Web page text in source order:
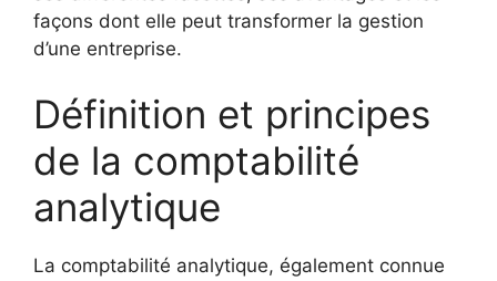
façons dont elle peut transformer la gestion
d’une entreprise.
Définition et principes
de la comptabilité
analytique
La comptabilité analytique, également connue